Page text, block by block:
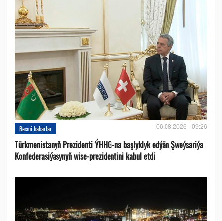
Resmi habarlar 06.08.2026 - 09:26
Türkmenistanyň Prezidenti ÝHHG-na başlyklyk edýän Şweýsariýa
Konfederasiýasynyň wise-prezidentini kabul etdi